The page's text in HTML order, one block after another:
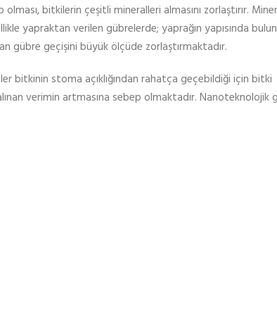
bitkilerin çeşitli mineralleri almasını zorlaştırır.
yapraktan verilen gübrelerde; yaprağın yapısında
gübre geçişini büyük ölçüde zorlaştırmaktadır.
bitkinin stoma açıklığından rahatça geçebildiği için bitki
verimin artmasına sebep olmaktadır. Nanoteknolojik